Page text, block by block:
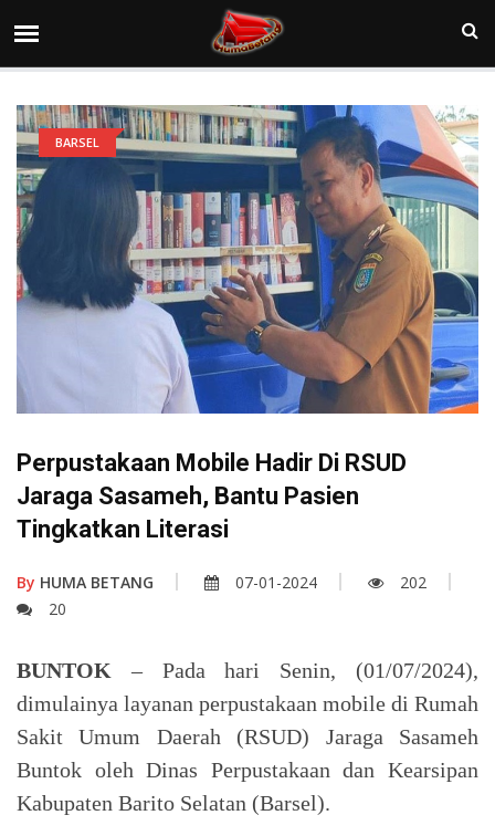
BARSEL
Perpustakaan Mobile Hadir Di RSUD
Jaraga Sasameh, Bantu Pasien
Tingkatkan Literasi
By HUMA BETANG 07-01-2024
202
20
BUNTOK – Pada hari Senin, (01/07/2024),
dimulainya layanan perpustakaan mobile di Rumah
Sakit Umum Daerah (RSUD) Jaraga Sasameh
Buntok oleh Dinas Perpustakaan dan Kearsipan
Kabupaten Barito Selatan (Barsel).